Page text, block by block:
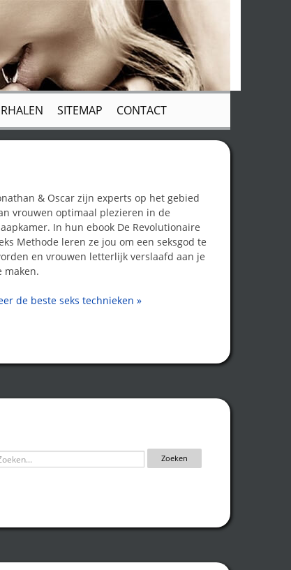
SITEMAP CONTACT
& Oscar zijn experts op het gebied
vrouwen optimaal plezieren in de
In hun ebook De Revolutionaire
Methode leren ze jou om een seksgod te
en vrouwen letterlijk verslaafd aan je
maken.
de beste seks technieken »